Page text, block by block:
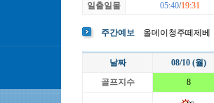
일출일몰
05:40/19:31
주간예보 올데이청주떼제베
날짜
08/10 (월)
골프지수
8